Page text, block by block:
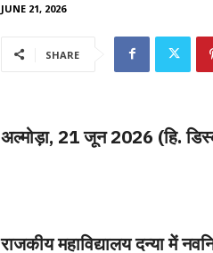
JUNE 21, 2026
SHARE
अल्मोड़ा, 21 जून 2026 (हि.
राजकीय महाविद्यालय दन्या में